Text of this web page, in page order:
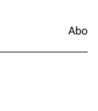
Abo